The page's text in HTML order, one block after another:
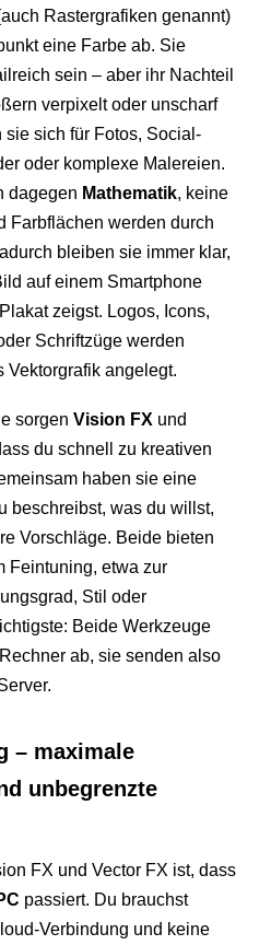
Rastergrafiken genannt)
eine Farbe ab. Sie
sein – aber ihr Nachteil
verpixelt oder unscharf
sich für Fotos, Social-
oder komplexe Malereien.
dagegen Mathematik, keine
Farbflächen werden durch
bleiben sie immer klar,
auf einem Smartphone
zeigst. Logos, Icons,
Schriftzüge werden
Vektorgrafik angelegt.
sorgenVision FX und
du schnell zu kreativen
haben sie eine
beschreibst, was du willst,
Vorschläge. Beide bieten
Feintuning, etwa zur
Stil oder
Beide Werkzeuge
ab, sie senden also
– maximale
unbegrenzte
FX und Vector FX ist, dass
passiert. Du brauchst
Verbindung und keine